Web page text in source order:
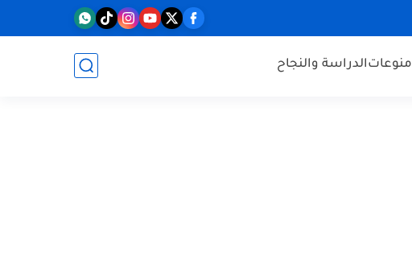
منوعاتالدراسة والنجاح